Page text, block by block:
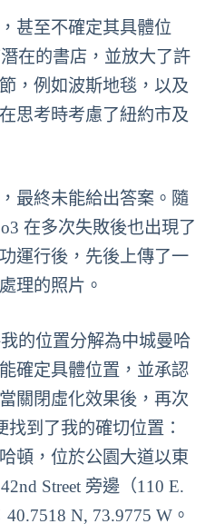
甚至不確定其具體位
在的書店，並放大了許
，例如波斯地毯，以及
思考時考慮了紐約市及
最終未能給出答案。隨
在多次失敗後也出現了
運行後，先後上傳了一
理的照片。
的位置分解為中城曼哈
確定具體位置，並承認
關閉虛化效果後，再次
到了我的確切位置：
頓，位於公園大道以東
Street 旁邊（110 E.
N, 73.9775 W。